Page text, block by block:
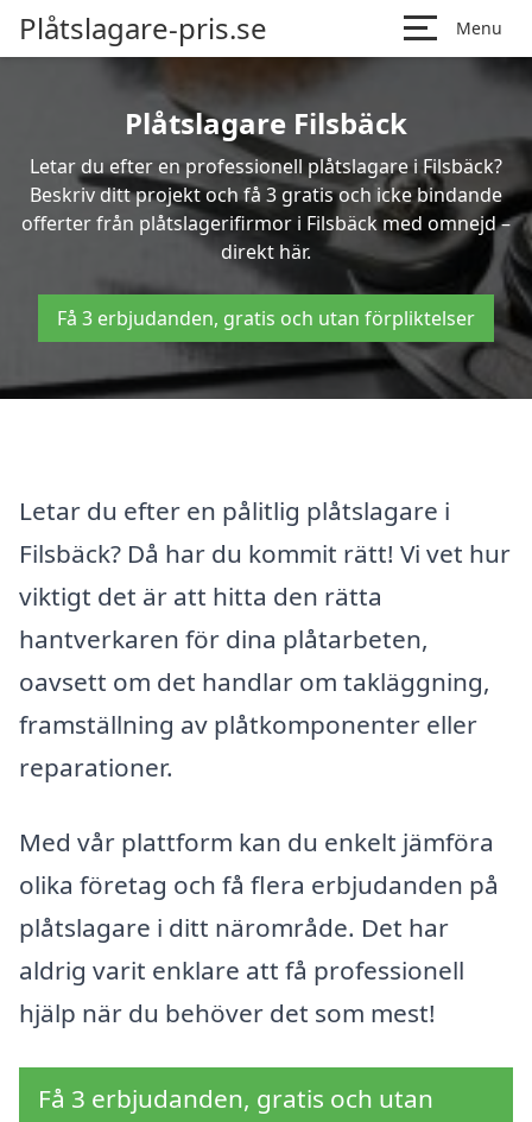
Plåtslagare-pris.se Menu
Plåtslagare Filsbäck
Letar du efter en professionell plåtslagare i Filsbäck?
Beskriv ditt projekt och få 3 gratis och icke bindande
offerter från plåtslagerifirmor i Filsbäck med omnejd –
direkt här.
Få 3 erbjudanden, gratis och utan förpliktelser
Letar du efter en pålitlig plåtslagare i
Filsbäck? Då har du kommit rätt! Vi vet hur
viktigt det är att hitta den rätta
hantverkaren för dina plåtarbeten,
oavsett om det handlar om takläggning,
framställning av plåtkomponenter eller
reparationer.
Med vår plattform kan du enkelt jämföra
olika företag och få flera erbjudanden på
plåtslagare i ditt närområde. Det har
aldrig varit enklare att få professionell
hjälp när du behöver det som mest!
Få 3 erbjudanden, gratis och utan